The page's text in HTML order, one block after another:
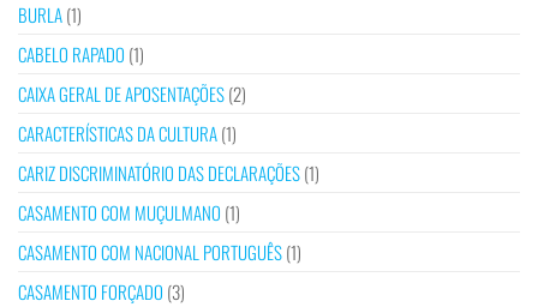
BURLA(1)
CABELO RAPADO (1)
CAIXA GERAL DE APOSENTAÇÕES(2)
CARACTERÍSTICAS DA CULTURA(1)
CARIZ DISCRIMINATÓRIO DAS DECLARAÇÕES(1)
CASAMENTO COM MUÇULMANO (1)
CASAMENTO COM NACIONAL PORTUGUÊS(1)
CASAMENTO FORÇADO (3)